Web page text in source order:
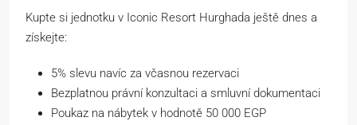
Kupte si jednotku v Iconic Resort Hurghada ještě dnes a
získejte:
5% slevu navíc za včasnou rezervaci
Bezplatnou právní konzultaci a smluvní dokumentaci
Poukaz na nábytek v hodnotě 50 000 EGP